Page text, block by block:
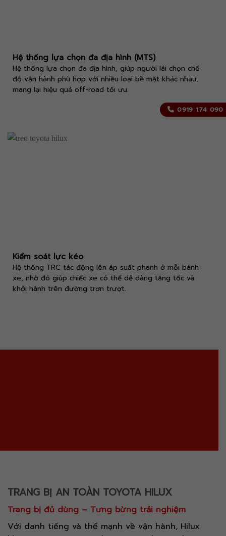
Hệ thống lựa chọn đa địa hình (MTS)
Hệ thống lựa chọn đa địa hình, giúp người lái chọn chế
độ vận hành phù hợp với nhiều loại bề mặt khác nhau,
mang lại hiệu quả off-road tối ưu.
Kiểm soát lực kéo
Hệ thống TRC tác động lên áp suất phanh ở mỗi bánh
xe, nhờ đó giúp chiếc xe có thể dễ dàng tăng tốc và
khởi hành trên đường trơn trượt.
TRANG BỊ AN TOÀN TOYOTA HILUX
Trang bị đủ dùng – Tưng bừng trải nghiệm
Với danh tiếng và thế mạnh về vận hành, Hilux
0919 174 090